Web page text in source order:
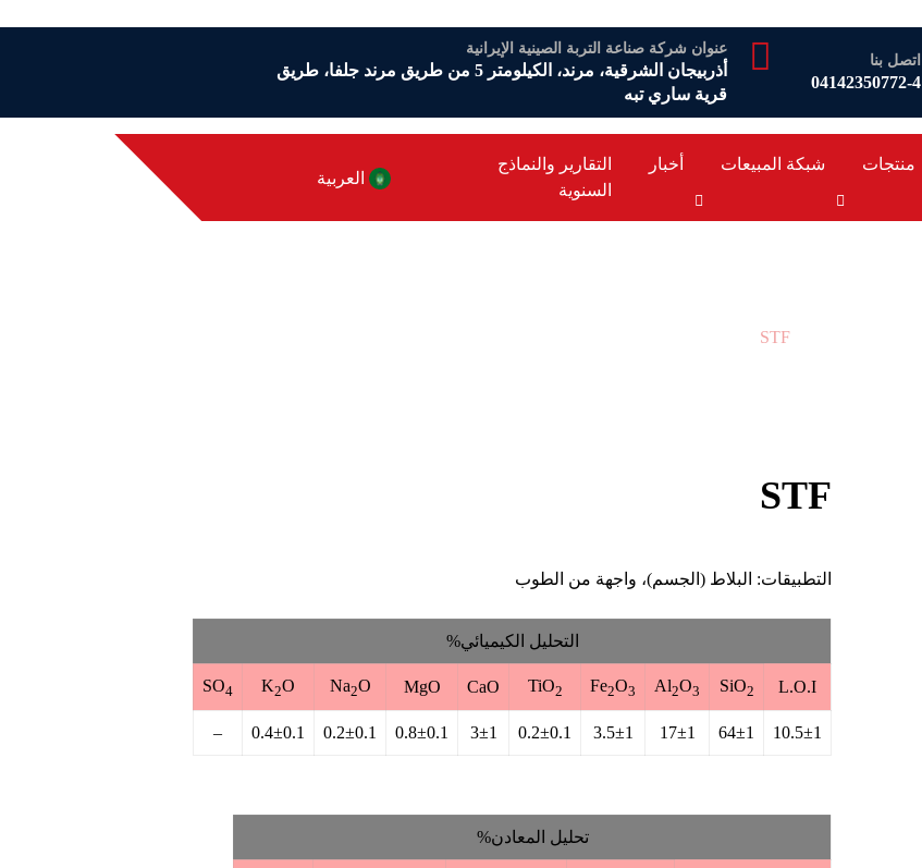
اتصل بنا
04142350772-4
عنوان شركة صناعة التربة الصينية الإيرانية
أذربيجان الشرقية، مرند، الكيلومتر 5 من طريق مرند جلفا، طريق
قرية ساري تبه
منتجات شبكة المبيعات أخبار
التقارير والنماذج
السنوية
العربية
STF
STF
التطبيقات: البلاط (الجسم)، واجهة من الطوب
التحليل الكيميائي%
L.O.I
SiO2
Al2O3
Fe2O3
TiO2
CaO
MgO
Na2O
K2O
SO4
10.5±1
64±1
17±1
3.5±1
0.2±0.1
3±1
0.8±0.1
0.2±0.1
0.4±0.1
–
تحليل المعادن%